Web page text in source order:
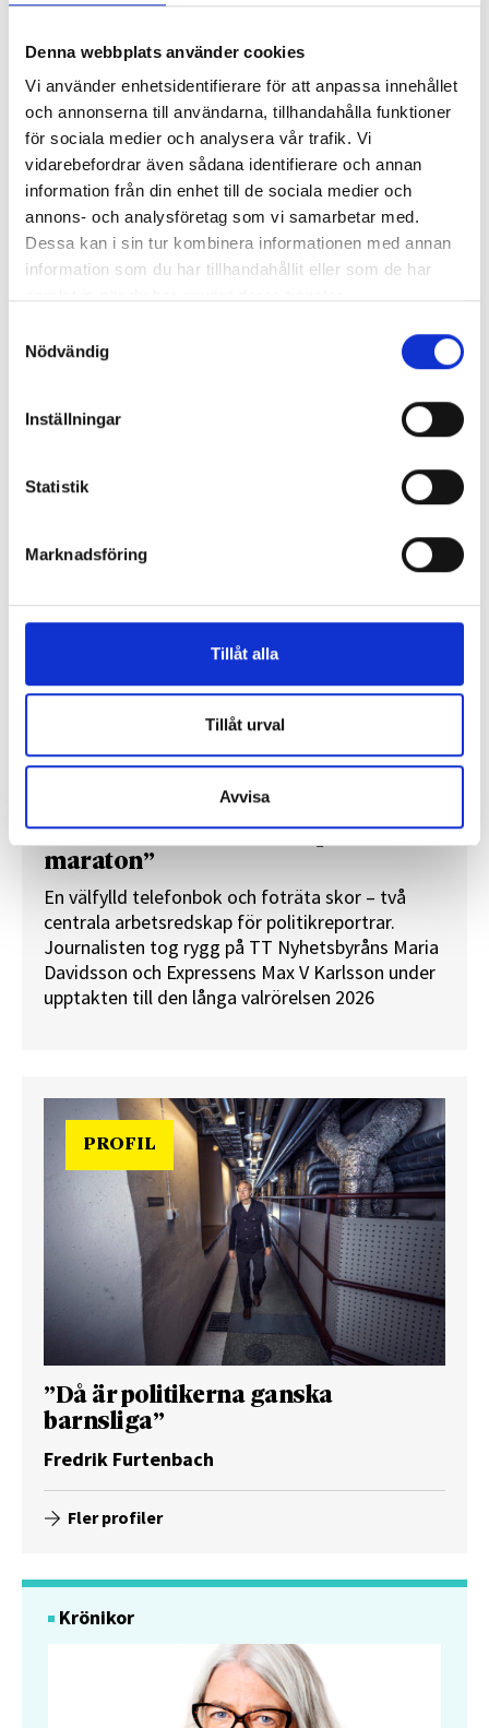
Denna webbplats använder cookies
Vi använder enhetsidentifierare för att anpassa innehållet
och annonserna till användarna, tillhandahålla funktioner
för sociala medier och analysera vår trafik. Vi
vidarebefordrar även sådana identifierare och annan
information från din enhet till de sociala medier och
annons- och analysföretag som vi samarbetar med.
Dessa kan i sin tur kombinera informationen med annan
information som du har tillhandahållit eller som de har
Nödvändig
Inställningar
Statistik
Marknadsföring
Tillåt alla
Tillåt urval
Avvisa
chefredaktörerna
Så mycket tjänar dagspresscheferna
”Valåret känns som att sprinta ett
maraton”
En välfylld telefonbok och foträta skor – två
centrala arbetsredskap för politikreportrar.
Journalisten tog rygg på TT Nyhetsbyråns Maria
Davidsson och Expressens Max V Karlsson under
upptakten till den långa valrörelsen 2026
PROFIL
”Då är politikerna ganska
barnsliga”
Fredrik Furtenbach
Fler profiler
Krönikor